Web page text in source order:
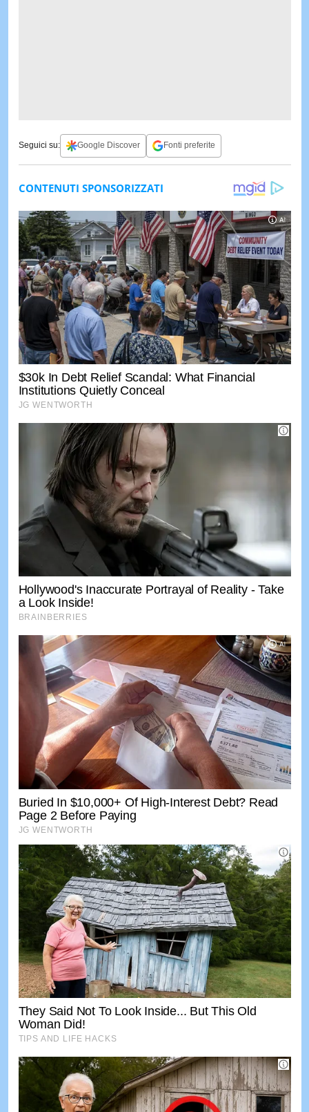
Seguici su: Google Discover Fonti preferite